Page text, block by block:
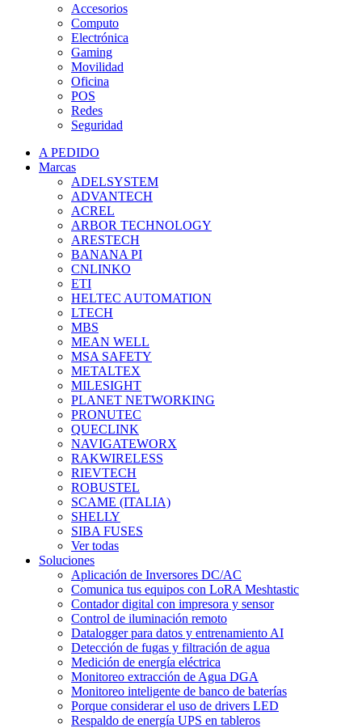
Accesorios
Computo
Electrónica
Gaming
Movilidad
Oficina
POS
Redes
Seguridad
A PEDIDO
Marcas
ADELSYSTEM
ADVANTECH
ACREL
ARBOR TECHNOLOGY
ARESTECH
BANANA PI
CNLINKO
ETI
HELTEC AUTOMATION
LTECH
MBS
MEAN WELL
MSA SAFETY
METALTEX
MILESIGHT
PLANET NETWORKING
PRONUTEC
QUECLINK
NAVIGATEWORX
RAKWIRELESS
RIEVTECH
ROBUSTEL
SCAME (ITALIA)
SHELLY
SIBA FUSES
Ver todas
Soluciones
Aplicación de Inversores DC/AC
Comunica tus equipos con LoRA Meshtastic
Contador digital con impresora y sensor
Control de iluminación remoto
Datalogger para datos y entrenamiento AI
Detección de fugas y filtración de agua
Medición de energía eléctrica
Monitoreo extracción de Agua DGA
Monitoreo inteligente de banco de baterías
Porque considerar el uso de drivers LED
Respaldo de energía UPS en tableros